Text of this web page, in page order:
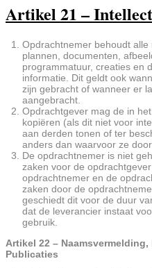
Artikel 21 –
Opdrachtnemer behoudt
plannen, documenten,
programmatuur, creaties en
informatie. Dit geldt ook
zijn gebracht of wanneer er
aangebracht.
Opdrachtgever mag de in
kopiëren (als dit niet voor
aan derden tonen of ter
anders dan waarvoor ze
De opdrachtnemer is niet
zaken voor de
opdrachtnemer en de
zaken door de
geschiedt dit voor de duur
dat de leverancier instaat
gebruik.
Artikel 22 –
Publicaties